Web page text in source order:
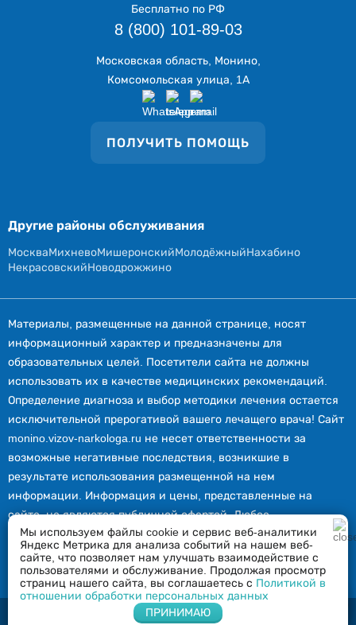
Бесплатно по РФ
8 (800) 101-89-03
ПОЛУЧИТЬ ПОМОЩЬ
Московская область, Монино,
Комсомольская улица, 1А
Другие районы обслуживания
МоскваМихневоМишеронскийМолодёжныйНахабино
НекрасовскийНоводрожжино
Материалы, размещенные на данной странице, носят
информационный характер и предназначены для
образовательных целей. Посетители сайта не должны
использовать их в качестве медицинских рекомендаций.
Определение диагноза и выбор методики лечения остается
исключительной прерогативой вашего лечащего врача! Сайт
monino.vizov-narkologa.ru не несет ответственности за
возможные негативные последствия, возникшие в
результате использования размещенной на нем
информации. Информация и цены, представленные на
сайте, не являются публичной офертой. Любое
использование или копирование материалов сайта
допускается лишь с разрешения правообладателя и только
со ссылкой на источник: monino.vizov-narkologa.ru.
2026 © Вызов нарколога в Монино
Мы используем файлы cookie и сервис веб-аналитики
Яндекс Метрика для анализа событий на нашем веб-
сайте, что позволяет нам улучшать взаимодействие с
пользователями и обслуживание. Продолжая просмотр
страниц нашего сайта, вы соглашаетесь с Политикой в
отношении обработки персональных данных
ПРИНИМАЮ
Напишите нам в Whatsapp